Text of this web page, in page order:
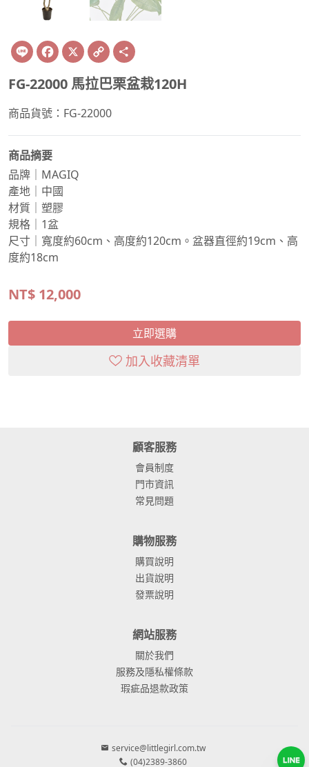
Line Facebook
X Copy
Link
FG-22000 馬拉巴栗盆栽120H
商品貨號：FG-22000
商品摘要
品牌｜MAGIQ
產地｜中國
材質｜塑膠
規格｜1盆
尺寸｜寬度約60cm、高度約120cm。盆器直徑約19cm、高
度約18cm
NT$ 12,000
立即選購
加入收藏清單
顧客服務
會員制度
門市資訊
常見問題
購物服務
購買說明
出貨說明
發票說明
網站服務
關於我們
服務及隱私權條款
瑕疵品退款政策
service@littlegirl.com.tw
(04)2389-3860